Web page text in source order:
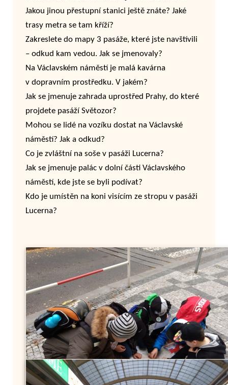
Jakou jinou přestupní stanici ještě znáte? Jaké
trasy metra se tam kříží?
Zakreslete do mapy 3 pasáže, které jste navštívili
– odkud kam vedou. Jak se jmenovaly?
Na Václavském náměstí je malá kavárna
v dopravním prostředku. V jakém?
Jak se jmenuje zahrada uprostřed Prahy, do které
projdete pasáží Světozor?
Mohou se lidé na vozíku dostat na Václavské
náměstí? Jak a odkud?
Co je zvláštní na soše v pasáži Lucerna?
Jak se jmenuje palác v dolní části Václavského
náměstí, kde jste se byli podívat?
Kdo je umístěn na koni visícím ze stropu v pasáži
Lucerna?